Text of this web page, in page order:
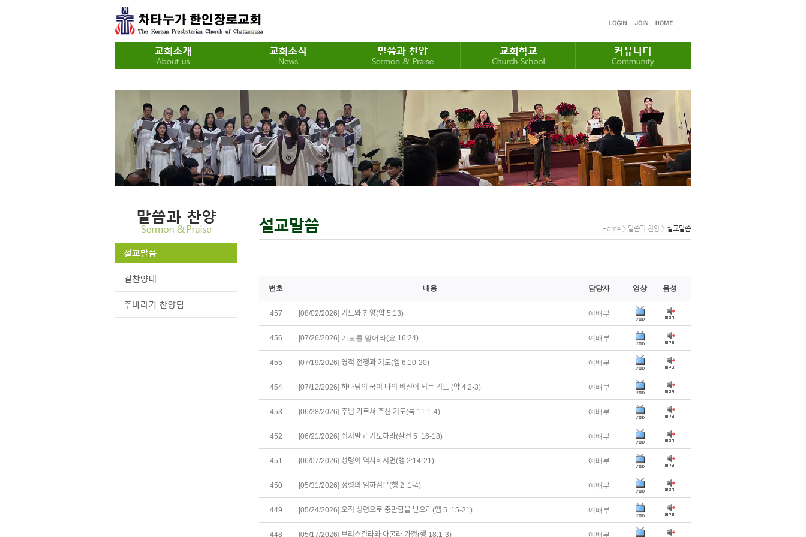
Home > 말씀과 찬양 > 설교말씀
번호 내용 담당자 영상 음성
457 [08/02/2026] 기도와 찬양(약 5:13) 예배부
456 [07/26/2026] 기도를 믿어라(요 16:24) 예배부
455 [07/19/2026] 영적 전쟁과 기도(엡 6:10-20) 예배부
454 [07/12/2026] 하나님의 꿈이 나의 비전이 되는 기도 (약 4:2-3) 예배부
453 [06/28/2026] 주님 가르쳐 주신 기도(눅 11:1-4) 예배부
452 [06/21/2026] 쉬지말고 기도하라(살전 5 :16-18) 예배부
451 [06/07/2026] 성령이 역사하시면(행 2:14-21) 예배부
450 [05/31/2026] 성령의 임하심은(행 2 :1-4) 예배부
449 [05/24/2026] 오직 성령으로 충만함을 받으라(엡 5 :15-21) 예배부
448 [05/17/2026] 브리스길라와 아굴라 가정(행 18:1-3) 예배부